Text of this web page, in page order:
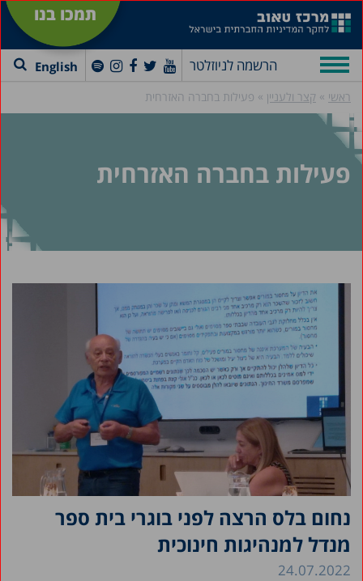
תמכו בנו
הרשמה לניוזלטר English
ראשי » קצר ולעניין » פעילות בחברה האזרחית
פעילות בחברה האזרחית
נחום בלס הרצה לפני בוגרי בית ספר
מנדל למנהיגות חינוכית
24.07.2022